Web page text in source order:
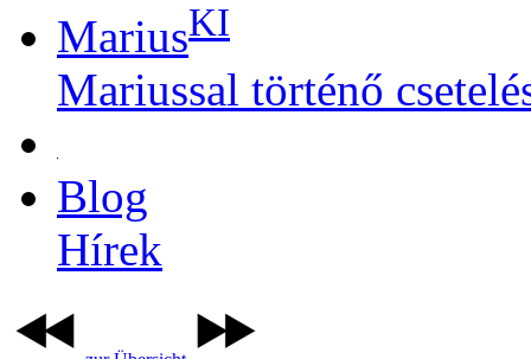
MariusKI
Mariussal történő
Blog
Hírek